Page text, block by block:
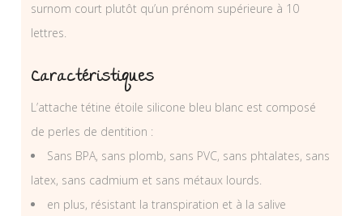
surnom court plutôt qu’un prénom supérieure à 10
lettres.
Caractéristiques
L’attache tétine étoile silicone bleu blanc est composé
de perles de dentition :
Sans BPA, sans plomb, sans PVC, sans phtalates, sans
latex, sans cadmium et sans métaux lourds.
en plus, résistant la transpiration et à la salive